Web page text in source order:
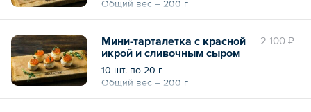
Общий вес – 200 г
2 100 ₽
Мини-тарталетка с красной
икрой и сливочным сыром
10 шт. по 20 г
Общий вес – 200 г